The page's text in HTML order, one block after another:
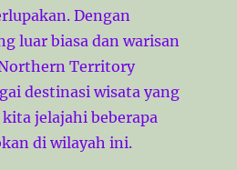
Dengan
luar biasa dan warisan
Territory
destinasi wisata yang
jelajahi beberapa
di wilayah ini.